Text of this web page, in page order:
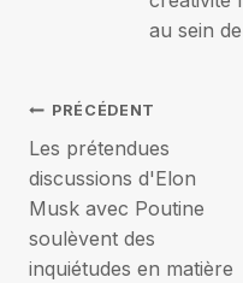
au sein
Navigation
de
l’article
PRÉCÉDENT
Les prétendues
discussions d'Elon
Musk avec Poutine
soulèvent des
inquiétudes en matière